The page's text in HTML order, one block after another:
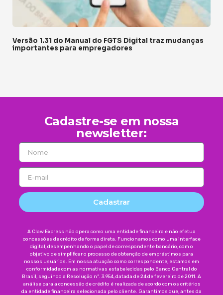
Versão 1.31 do Manual do FGTS Digital traz mudanças
importantes para empregadores
Cadastre-se em nossa
newsletter:
Cadastrar
A Claw Express não opera como uma entidade financeira e não efetua
concessões de crédito de forma direta. Funcionamos como uma interface
digital, desempenhando o papel de correspondente bancário, com o
objetivo de simplificar o processo de obtenção de empréstimos para
nossos usuários. Em nossa atuação como correspondente, estamos em
conformidade com as normativas estabelecidas pelo Banco Central do
Brasil, seguindo a Resolução nº. 3.954, datada de 24 de fevereiro de 2011. A
análise para a concessão de crédito é realizada de acordo com os critérios
da entidade financeira selecionada pelo cliente. Garantimos que, antes da